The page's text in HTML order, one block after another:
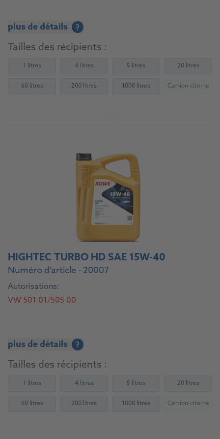
plus de détails ?
Tailles des récipients :
1 litres 4 litres 5 litres 20 litres
60 litres 200 litres 1000 litres Camion-citerne
(Not
HIGHTEC TURBO HD SAE 15W-40
Numéro d'article - 20007
Autorisations:
VW 501 01/505 00
plus de détails ?
Tailles des récipients :
1 litres 4 litres 5 litres 20 litres
60 litres 200 litres 1000 litres Camion-citerne
(Not